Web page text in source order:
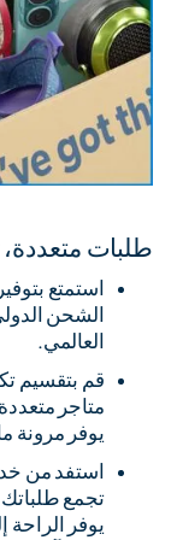
طلبات
الشحن
العالمي.
قم بتقسيم
متاجر
يوفر مرونة
استفد من
تجمع طلباتك
يوفر الراحة